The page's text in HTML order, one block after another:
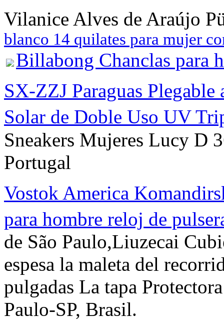
Vilanice Alves de Araújo
blanco 14 quilates para mujer
Billabong Chanclas para
SX-ZZJ Paraguas
Solar de Doble Uso UV
Sneakers Mujeres Lucy D
Portugal
Vostok America
para hombre reloj de
de São Paulo,Liuzecai
espesa la maleta del
pulgadas La tapa
Paulo-SP, Brasil.